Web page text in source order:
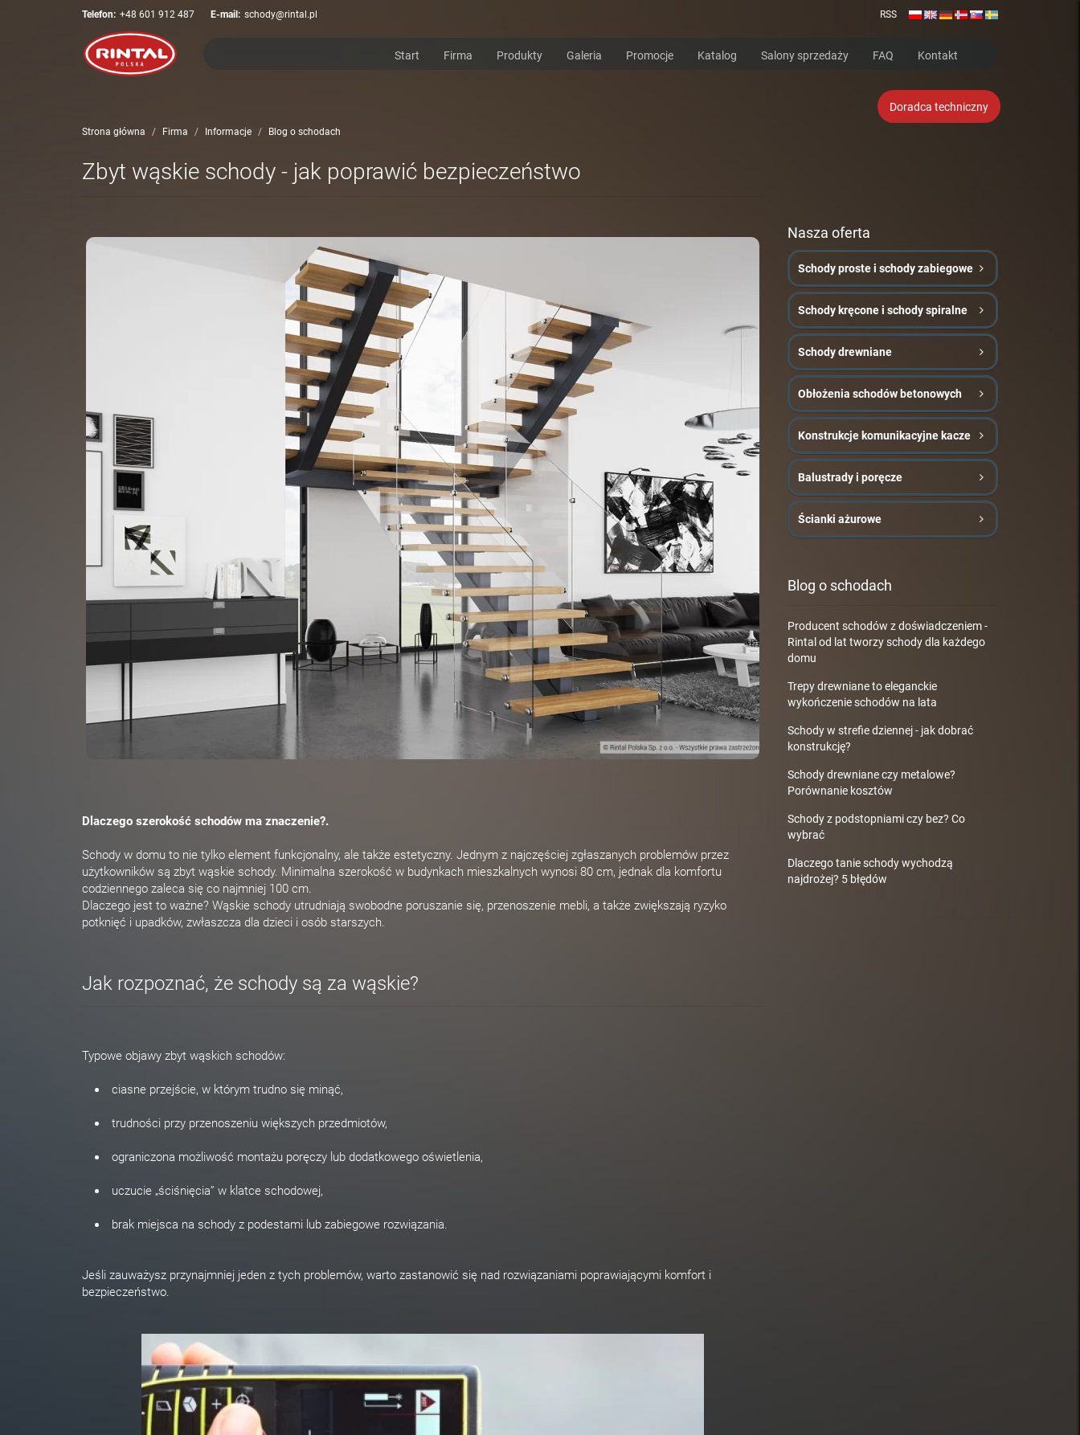
Telefon: +48 601 912 487 E-mail: schody@rintal.pl RSS
Start Firma Produkty Galeria Promocje Katalog Salony sprzedaży FAQ Kontakt
Doradca techniczny
Strona główna Firma Informacje Blog o schodach
Zbyt wąskie schody - jak poprawić bezpieczeństwo
Dlaczego szerokość schodów ma znaczenie?.
Schody w domu to nie tylko element funkcjonalny, ale także estetyczny. Jednym z najczęściej zgłaszanych problemów przez
użytkowników są zbyt wąskie schody. Minimalna szerokość w budynkach mieszkalnych wynosi 80 cm, jednak dla komfortu
codziennego zaleca się co najmniej 100 cm.
Dlaczego jest to ważne? Wąskie schody utrudniają swobodne poruszanie się, przenoszenie mebli, a także zwiększają ryzyko
potknięć i upadków, zwłaszcza dla dzieci i osób starszych.
Jak rozpoznać, że schody są za wąskie?
Typowe objawy zbyt wąskich schodów:
ciasne przejście, w którym trudno się minąć,
trudności przy przenoszeniu większych przedmiotów,
ograniczona możliwość montażu poręczy lub dodatkowego oświetlenia,
uczucie „ściśnięcia” w klatce schodowej,
brak miejsca na schody z podestami lub zabiegowe rozwiązania.
Jeśli zauważysz przynajmniej jeden z tych problemów, warto zastanowić się nad rozwiązaniami poprawiającymi komfort i
bezpieczeństwo.
Nasza oferta
Schody proste i schody zabiegowe
Schody kręcone i schody spiralne
Schody drewniane
Obłożenia schodów betonowych
Konstrukcje komunikacyjne kacze
Balustrady i poręcze
Ścianki ażurowe
Blog o schodach
Producent schodów z doświadczeniem -
Rintal od lat tworzy schody dla każdego
domu
Trepy drewniane to eleganckie
wykończenie schodów na lata
Schody w strefie dziennej - jak dobrać
konstrukcję?
Schody drewniane czy metalowe?
Porównanie kosztów
Schody z podstopniami czy bez? Co
wybrać
Dlaczego tanie schody wychodzą
najdrożej? 5 błędów